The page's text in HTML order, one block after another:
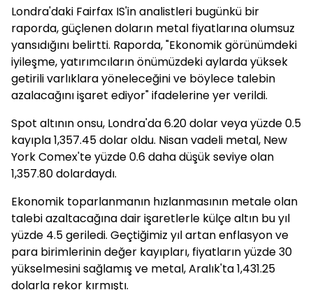
Londra'daki Fairfax IS'in analistleri bugünkü bir
raporda, güçlenen doların metal fiyatlarına olumsuz
yansıdığını belirtti. Raporda, "Ekonomik görünümdeki
iyileşme, yatırımcıların önümüzdeki aylarda yüksek
getirili varlıklara yöneleceğini ve böylece talebin
azalacağını işaret ediyor" ifadelerine yer verildi.
Spot altının onsu, Londra'da 6.20 dolar veya yüzde 0.5
kayıpla 1,357.45 dolar oldu. Nisan vadeli metal, New
York Comex'te yüzde 0.6 daha düşük seviye olan
1,357.80 dolardaydı.
Ekonomik toparlanmanın hızlanmasının metale olan
talebi azaltacağına dair işaretlerle külçe altın bu yıl
yüzde 4.5 geriledi. Geçtiğimiz yıl artan enflasyon ve
para birimlerinin değer kayıpları, fiyatların yüzde 30
yükselmesini sağlamış ve metal, Aralık'ta 1,431.25
dolarla rekor kırmıştı.